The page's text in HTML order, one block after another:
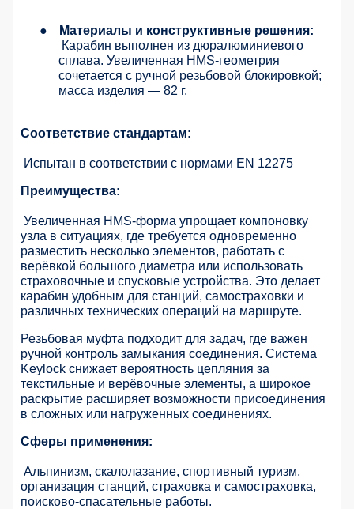
●
Материалы и конструктивные решения:
Карабин выполнен из дюралюминиевого
сплава. Увеличенная HMS-геометрия
сочетается с ручной резьбовой блокировкой;
масса изделия — 82 г.
Соответствие стандартам:
Испытан в соответствии с нормами EN 12275
Преимущества:
Увеличенная HMS-форма упрощает компоновку
узла в ситуациях, где требуется одновременно
разместить несколько элементов, работать с
верёвкой большого диаметра или использовать
страховочные и спусковые устройства. Это делает
карабин удобным для станций, самостраховки и
различных технических операций на маршруте.
Резьбовая муфта подходит для задач, где важен
ручной контроль замыкания соединения. Система
Keylock снижает вероятность цепляния за
текстильные и верёвочные элементы, а широкое
раскрытие расширяет возможности присоединения
в сложных или нагруженных соединениях.
Сферы применения:
Альпинизм, скалолазание, спортивный туризм,
организация станций, страховка и самостраховка,
поисково-спасательные работы.